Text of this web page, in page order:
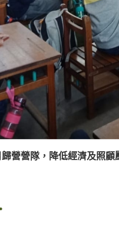
營營隊，降低經濟及照顧